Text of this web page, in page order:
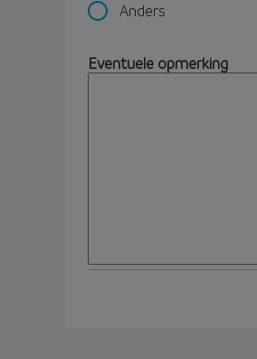
Anders
Eventuele opmerking